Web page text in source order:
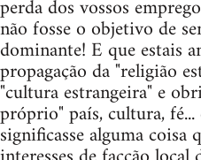
perda dos vossos
não fosse o objetivo de
dominante! E que estais
propagação da "religião
"cultura estrangeira" e
próprio" país, cultura, fé...
significasse alguma coisa